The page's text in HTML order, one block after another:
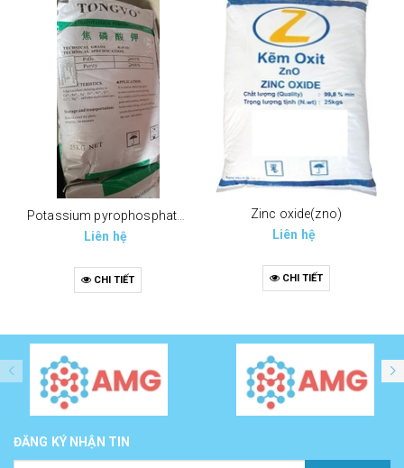
Liên hệ
CHI TIẾT
Zinc oxide(zno)
Liên hệ
CHI TIẾT
ĐĂNG KÝ NHẬN TIN